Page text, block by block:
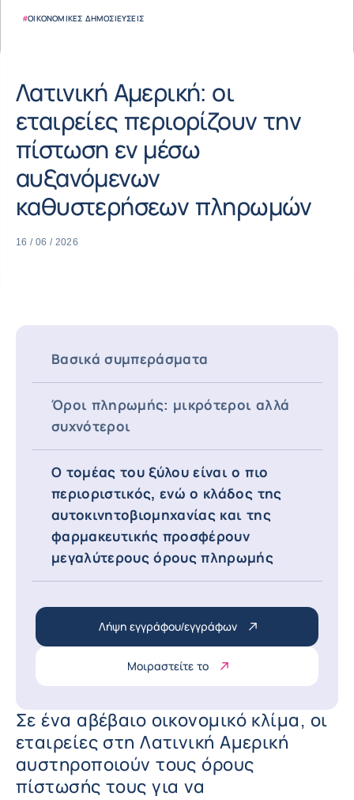
#ΟΙΚΟΝΟΜΙΚΈΣ ΔΗΜΟΣΙΕΎΣΕΙΣ
Λατινική Αμερική: οι
εταιρείες περιορίζουν την
πίστωση εν μέσω
αυξανόμενων
καθυστερήσεων πληρωμών
16 / 06 / 2026
Βασικά συμπεράσματα
Όροι πληρωμής: μικρότεροι αλλά
συχνότεροι
Ο τομέας του ξύλου είναι ο πιο
περιοριστικός, ενώ ο κλάδος της
αυτοκινητοβιομηχανίας και της
φαρμακευτικής προσφέρουν
μεγαλύτερους όρους πληρωμής
Λήψη εγγράφου/εγγράφων
Μοιραστείτε το
Σε ένα αβέβαιο οικονομικό κλίμα, οι
εταιρείες στη Λατινική Αμερική
αυστηροποιούν τους όρους
πίστωσής τους για να